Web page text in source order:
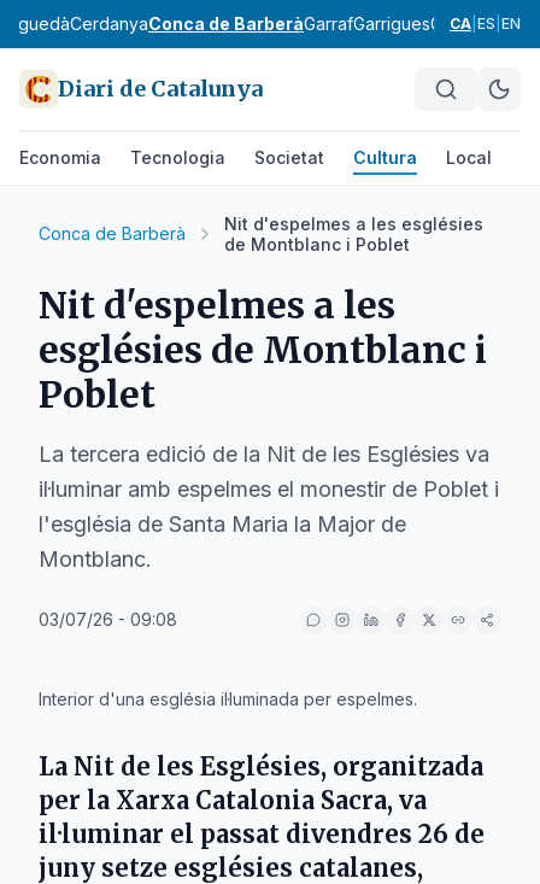
CerdanyaConca de BarberàGarrafGarriguesGarrotxa
CA ES EN
Diari de Catalunya
Economia Tecnologia Societat Cultura Local
Conca de Barberà
Nit d'espelmes a les esglésies
de Montblanc i Poblet
Nit d'espelmes a les
esglésies de Montblanc i
Poblet
La tercera edició de la Nit de les Esglésies va
il·luminar amb espelmes el monestir de Poblet i
l'església de Santa Maria la Major de
Montblanc.
03/07/26 - 09:08
Interior d'una església il·luminada per espelmes.
La Nit de les Esglésies, organitzada
per la Xarxa Catalonia Sacra, va
il·luminar el passat divendres 26 de
juny setze esglésies catalanes,